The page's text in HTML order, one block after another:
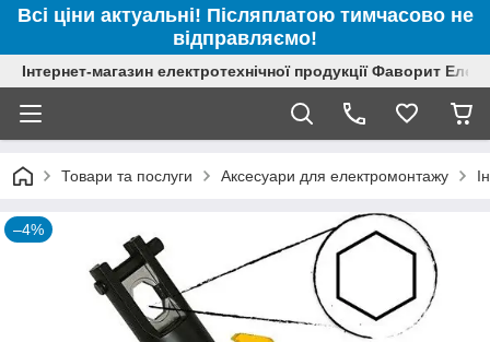
Всі ціни актуальні! Післяплатою тимчасово не
відправляємо!
Інтернет-магазин електротехнічної продукції Фаворит
Товари та послуги Аксесуари для електромонтажу
–4%